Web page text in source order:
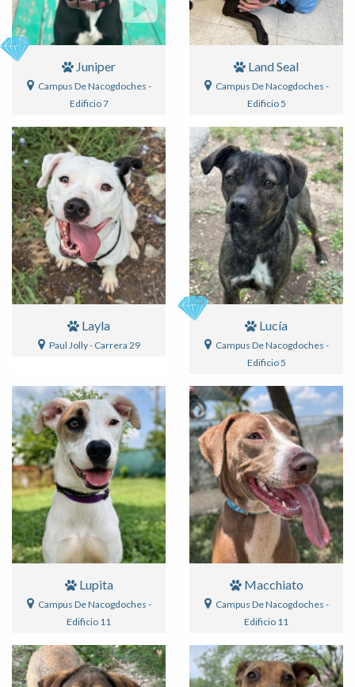
Juniper
Campus De Nacogdoches -
Edificio 7
Land Seal
Campus De Nacogdoches -
Edificio 5
Layla
Paul Jolly - Carrera 29
Lucía
Campus De Nacogdoches -
Edificio 5
Lupita
Campus De Nacogdoches -
Edificio 11
Macchiato
Campus De Nacogdoches -
Edificio 11